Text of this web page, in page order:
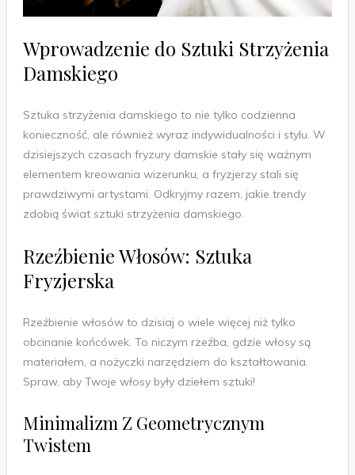
Wprowadzenie do Sztuki Strzyżenia
Damskiego
Sztuka strzyżenia damskiego to nie tylko codzienna
konieczność, ale również wyraz indywidualności i stylu. W
dzisiejszych czasach fryzury damskie stały się ważnym
elementem kreowania wizerunku, a fryzjerzy stali się
prawdziwymi artystami. Odkryjmy razem, jakie trendy
zdobią świat sztuki strzyżenia damskiego.
Rzeźbienie Włosów: Sztuka
Fryzjerska
Rzeźbienie włosów to dzisiaj o wiele więcej niż tylko
obcinanie końcówek. To niczym rzeźba, gdzie włosy są
materiałem, a nożyczki narzędziem do kształtowania.
Spraw, aby Twoje włosy były dziełem sztuki!
Minimalizm Z Geometrycznym
Twistem